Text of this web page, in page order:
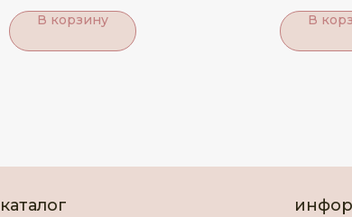
В корзину В
каталог